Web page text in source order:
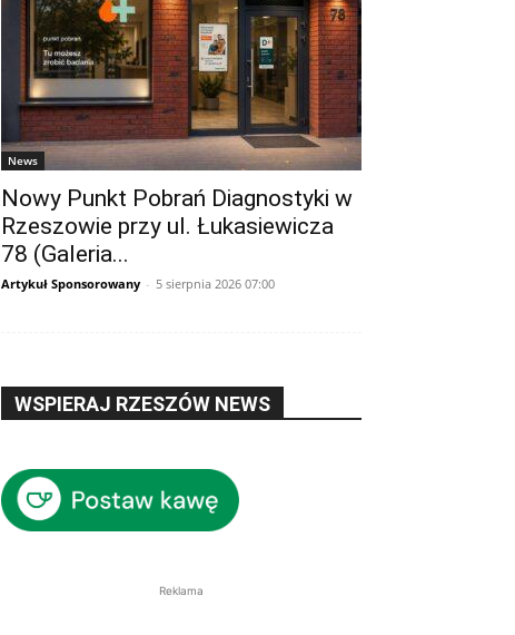
News
Nowy Punkt Pobrań Diagnostyki w
Rzeszowie przy ul. Łukasiewicza
78 (Galeria...
Artykuł Sponsorowany - 5 sierpnia 2026 07:00
WSPIERAJ RZESZÓW NEWS
Reklama